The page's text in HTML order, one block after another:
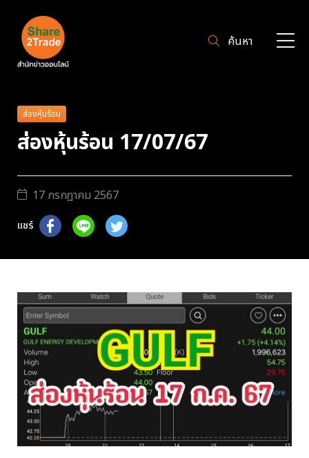
ค้นหา
ส่องหุ้นร้อน
ส่องหุ้นร้อน 17/07/67
17 กรกฎาคม 2567
แชร์